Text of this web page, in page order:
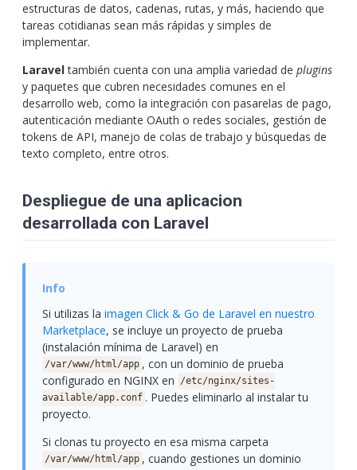
estructuras de datos, cadenas, rutas, y más, haciendo que
tareas cotidianas sean más rápidas y simples de
implementar.
Laraveltambién cuenta con una amplia variedad de plugins
y paquetes que cubren necesidades comunes en el
desarrollo web, como la integración con pasarelas de pago,
autenticación mediante OAuth o redes sociales, gestión de
tokens de API, manejo de colas de trabajo y búsquedas de
texto completo, entre otros.
Despliegue de una aplicacion
desarrollada con Laravel
Si utilizas la imagen Click & Go de Laravel en nuestro
Marketplace, se incluye un proyecto de prueba
(instalación mínima de Laravel) en
/var/www/html/app , con un dominio de prueba
configurado en NGINX en
/etc/nginx/sites-
available/app.conf . Puedes eliminarlo al instalar tu
proyecto.
Si clonas tu proyecto en esa misma carpeta
/var/www/html/app , cuando gestiones un dominio